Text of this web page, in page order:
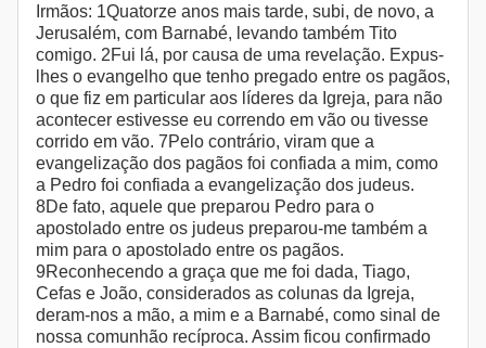
Irmãos: 1Quatorze anos mais tarde, subi, de novo, a
Jerusalém, com Barnabé, levando também Tito
comigo. 2Fui lá, por causa de uma revelação. Expus-
lhes o evangelho que tenho pregado entre os pagãos,
o que fiz em particular aos líderes da Igreja, para não
acontecer estivesse eu correndo em vão ou tivesse
corrido em vão. 7Pelo contrário, viram que a
evangelização dos pagãos foi confiada a mim, como
a Pedro foi confiada a evangelização dos judeus.
8De fato, aquele que preparou Pedro para o
apostolado entre os judeus preparou-me também a
mim para o apostolado entre os pagãos.
9Reconhecendo a graça que me foi dada, Tiago,
Cefas e João, considerados as colunas da Igreja,
deram-nos a mão, a mim e a Barnabé, como sinal de
nossa comunhão recíproca. Assim ficou confirmado